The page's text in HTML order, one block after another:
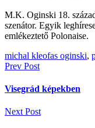
M.K. Oginski 18.
szenátor. Egyik
emlékeztető Polonaise.
michal kleofas oginski,
Bejegyzés
navigáció
Prev Post
Visegrád képekben
Next Post